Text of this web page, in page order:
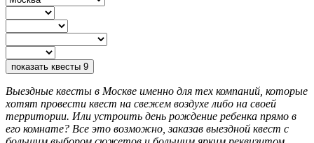
показать квесты 9
Выездные квесты в Москве именно для тех компаний, которые
хотят провести квест на свежем воздухе либо на своей
территории. Или устроить день рождение ребенка прямо в
его комнате? Все это возможно, заказав выездной квест с